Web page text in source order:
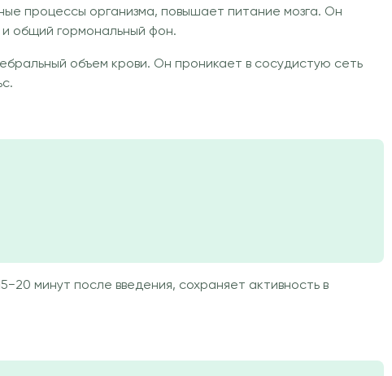
процессы организма, повышает питание мозга. Он
общий гормональный фон.
объем крови. Он проникает в сосудистую сеть
минут после введения, сохраняет активность в